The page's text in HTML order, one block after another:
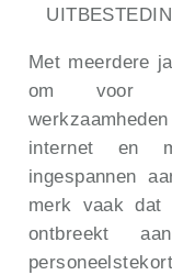
Met meerdere
om voor
internet en
ingespannen
merk vaak dat
ontbreekt